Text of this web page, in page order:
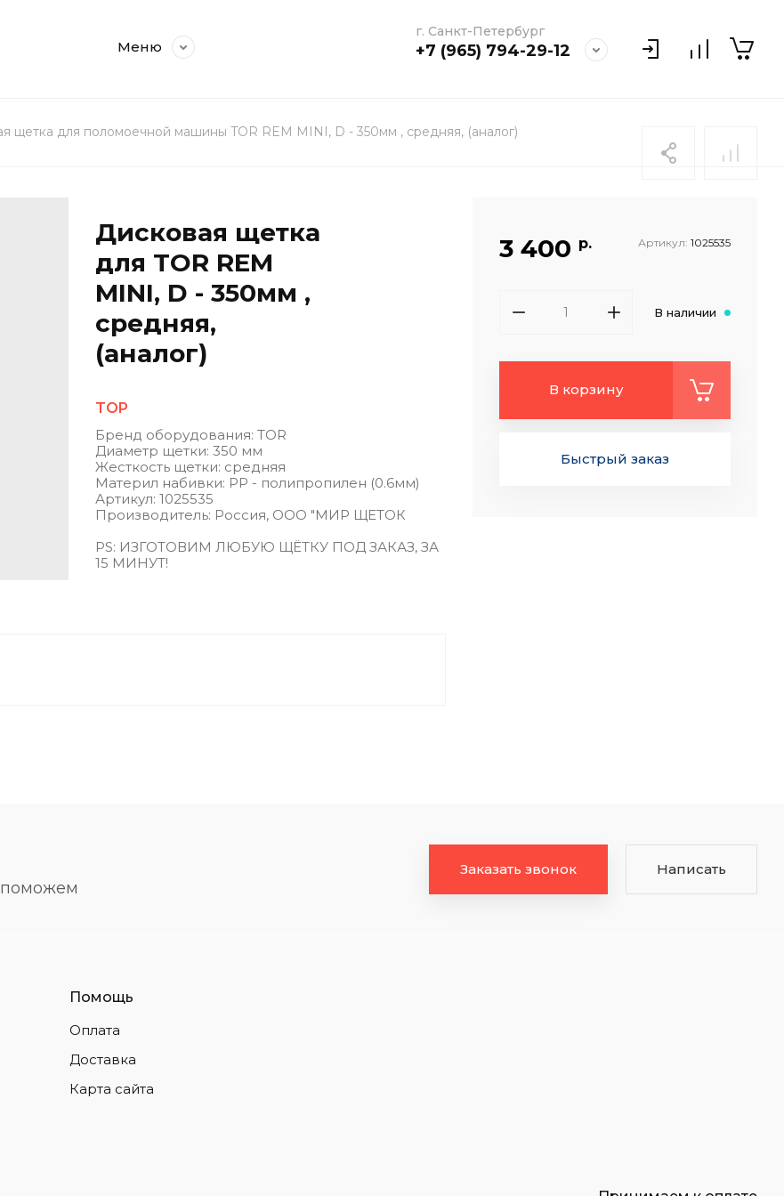
Меню
г. Санкт-Петербург
+7 (965) 794-29-12
щетка для поломоечной машины TOR REM MINI, D - 350мм , средняя, (аналог)
Дисковая щетка
для TOR REM
MINI, D - 350мм ,
средняя,
(аналог)
TOP
Бренд оборудования: TOR
Диаметр щетки: 350 мм
Жесткость щетки: средняя
Материл набивки: РР - полипропилен (0.6мм)
Артикул: 1025535
Производитель: Россия, ООО "МИР ЩЕТОК
PS: ИЗГОТОВИМ ЛЮБУЮ ЩЁТКУ ПОД ЗАКАЗ, ЗА
15 МИНУТ!
3 400 р. Артикул: 1025535
В наличии
В корзину
Быстрый заказ
поможем
Заказать звонок Написать
Помощь
Оплата
Доставка
Карта сайта